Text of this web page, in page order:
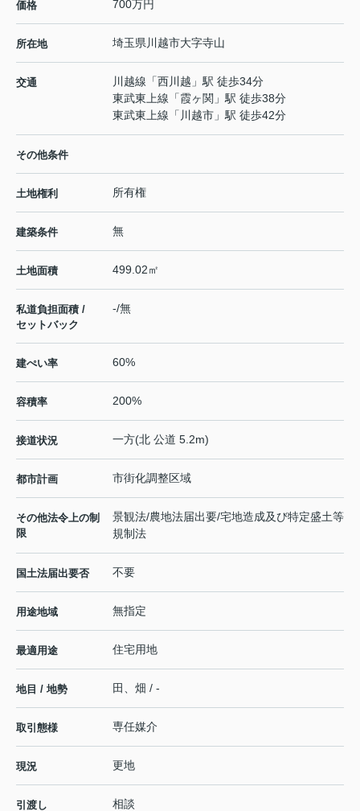
価格 700万円
所在地 埼玉県 川越市大字寺山
交通 川越線 「西川越 」駅 徒歩34分
東武東上線 「霞ヶ関 」駅 徒歩38分
東武東上線 「 川越市 」駅 徒歩42分
その他条件
土地権利 所有権
建築条件 無
土地面積 499.02㎡
私道負担面積 /
セットバック
-/無
建ぺい率 60%
容積率 200%
接道状況 一方(北 公道 5.2m)
都市計画 市街化調整区域
その他法令上の制
限
景観法/農地法届出要/宅地造成及び特定盛土等
規制法
国土法届出要否 不要
用途地域 無指定
最適用途 住宅用地
地目 / 地勢 田、畑 / -
取引態様 専任媒介
現況 更地
引渡し 相談